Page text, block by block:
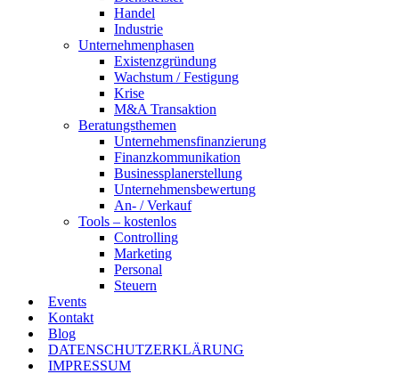
Handel
Industrie
Unternehmenphasen
Existenzgründung
Wachstum / Festigung
Krise
M&A Transaktion
Beratungsthemen
Unternehmensfinanzierung
Finanzkommunikation
Businessplanerstellung
Unternehmensbewertung
An- / Verkauf
Tools – kostenlos
Controlling
Marketing
Personal
Steuern
Events
Kontakt
Blog
DATENSCHUTZERKLÄRUNG
IMPRESSUM